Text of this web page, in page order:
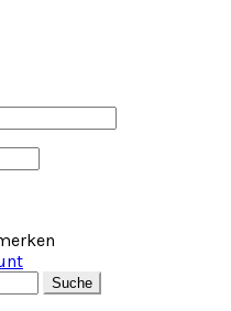
Suche